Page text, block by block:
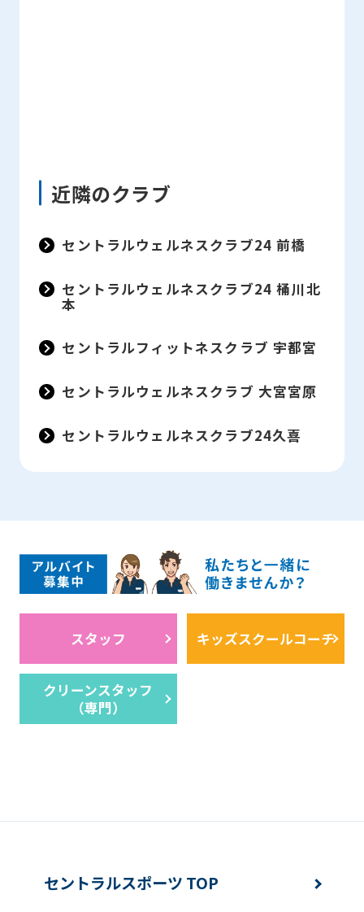
近隣のクラブ
セントラルウェルネスクラブ24 前橋
セントラルウェルネスクラブ24 桶川北
本
セントラルフィットネスクラブ 宇都宮
セントラルウェルネスクラブ 大宮宮原
セントラルウェルネスクラブ24久喜
スタッフ キッズスクールコーチ
クリーンスタッフ
（専門）
セントラルスポーツ TOP